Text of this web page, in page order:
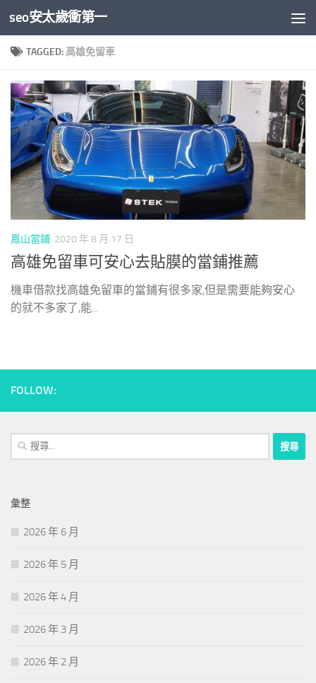
Skip to content
seo安太歲衝第一
TAGGED: 高雄免留車
鳳山當鋪 2020 年 8 月 17 日
高雄免留車可安心去貼膜的當鋪推薦
機車借款找高雄免留車的當鋪有很多家,但是需要能夠安心
的就不多家了,能...
FOLLOW:
搜
尋
字:
彙整
2026 年 6 月
2026 年 5 月
2026 年 4 月
2026 年 3 月
2026 年 2 月